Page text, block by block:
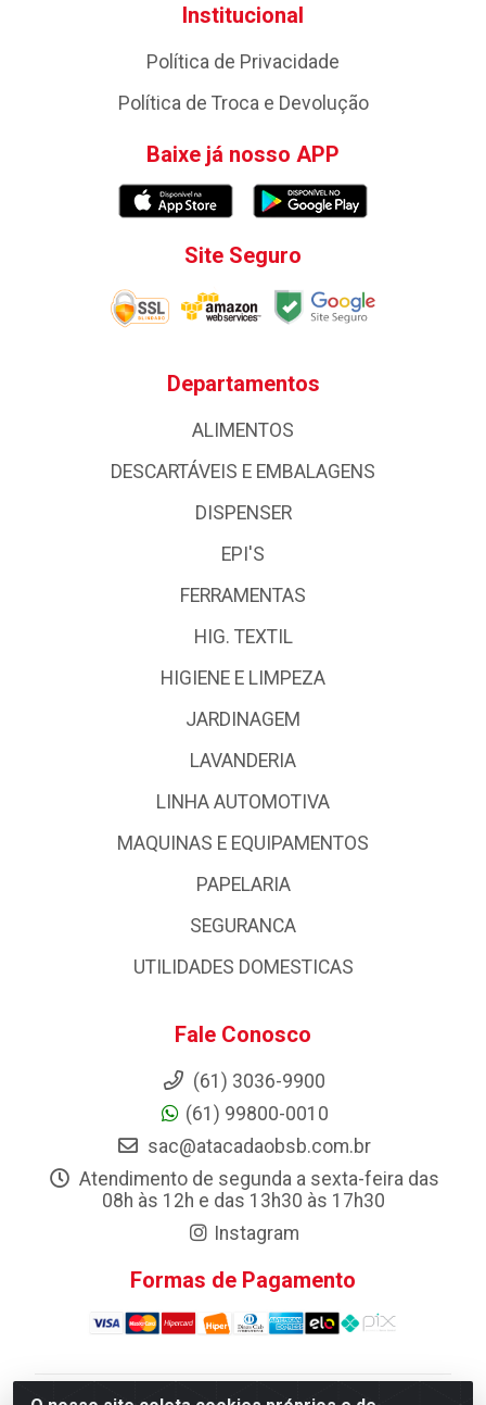
Institucional
Política de Privacidade
Política de Troca e Devolução
Baixe já nosso APP
Site Seguro
Departamentos
ALIMENTOS
DESCARTÁVEIS E EMBALAGENS
DISPENSER
EPI'S
FERRAMENTAS
HIG. TEXTIL
HIGIENE E LIMPEZA
JARDINAGEM
LAVANDERIA
LINHA AUTOMOTIVA
MAQUINAS E EQUIPAMENTOS
PAPELARIA
SEGURANCA
UTILIDADES DOMESTICAS
Fale Conosco
(61) 3036-9900
(61) 99800-0010
sac@atacadaobsb.com.br
Atendimento de segunda a sexta-feira das
08h às 12h e das 13h30 às 17h30
Instagram
Formas de Pagamento